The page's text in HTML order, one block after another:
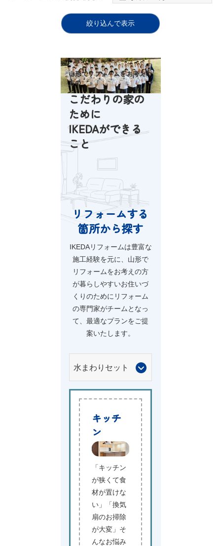
山形でリフォームをお考えの
方の
こだわりの家の
ために
IKEDAができる
こと
リフォームする
箇所から探す
IKEDAリフォームは豊富な
施工経験を元に、 山形で
リフォームをお考えの方
が暮らしやすいお住いづ
くりのために リフォーム
の専門家がチームとなっ
て、最適なプランをご提
案いたします。
キッチ
ン
「キッチン
が狭くて食
材が置けな
い」「換気
扇のお掃除
が大変」そ
んなお悩み